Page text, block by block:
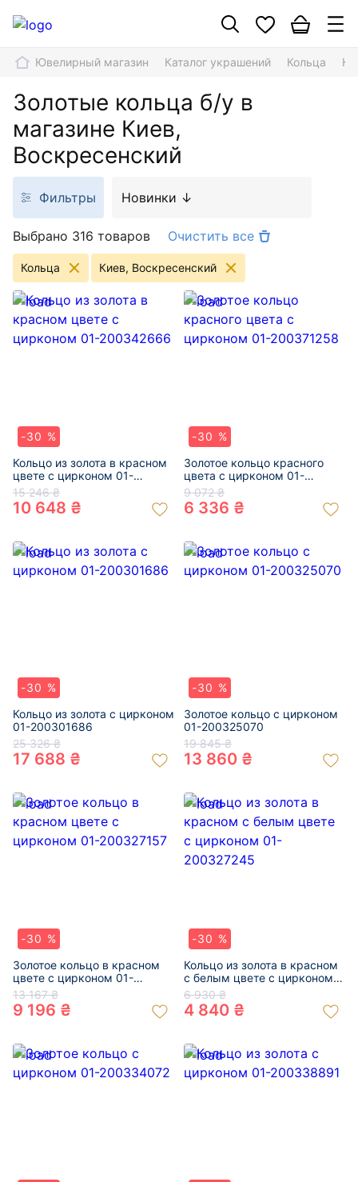
Ювелирный магазин Каталог украшений Кольца
Золотые кольца б/у в
магазине Киев,
Воскресенский
Выбрано 316 товаров Очистить все
Кольца Киев, Воскресенский
Фильтры Новинки ↓
-30 %
Кольцо из золота в красном
цвете с цирконом 01-
200342666
15 246 ₴
10 648 ₴
-30 %
Золотое кольцо красного
цвета с цирконом 01-
200371258
9 072 ₴
6 336 ₴
-30 %
Кольцо из золота с цирконом
01-200301686
25 326 ₴
17 688 ₴
-30 %
Золотое кольцо с цирконом
01-200325070
19 845 ₴
13 860 ₴
-30 %
Золотое кольцо в красном
цвете с цирконом 01-
200327157
13 167 ₴
9 196 ₴
-30 %
Кольцо из золота в красном
с белым цвете с цирконом
01-200327245
6 930 ₴
4 840 ₴